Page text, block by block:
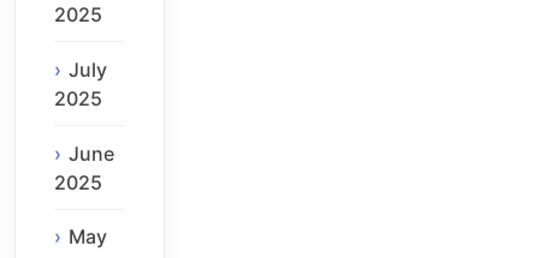
2025
July
2025
June
2025
May